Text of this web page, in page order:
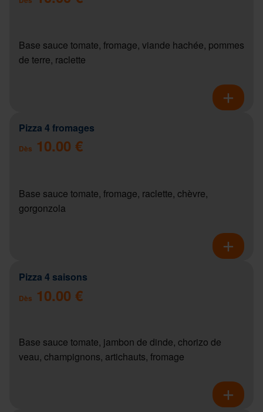
Base sauce tomate, fromage, viande hachée, pommes
de terre, raclette
Pizza 4 fromages
Dès 10.00 €
Base sauce tomate, fromage, raclette, chèvre,
gorgonzola
Pizza 4 saisons
Dès 10.00 €
Base sauce tomate, jambon de dinde, chorizo de
veau, champignons, artichauts, fromage